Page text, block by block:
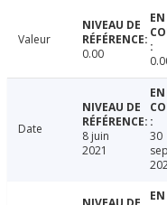
Valeur
0.00
Date
8 juin
2021
30